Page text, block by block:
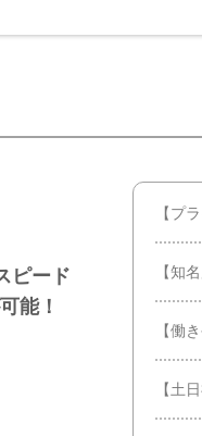
ピード
能！
【プ
【知
【働
【土